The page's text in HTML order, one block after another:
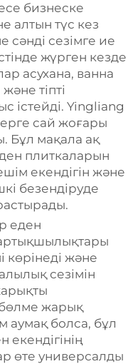
бизнеске
алтын түс кез
сәнді сезімге ие
жүрген кезде
асухана, ванна
тіпті
істейді. Yingliang
сай жоғары
Бұл мақала ақ
плиткаларын
екендігін және
безендіруде
еден
көрінеді және
сезімін
жарық
аумақ болса, бұл
екендігінің
өте универсалды